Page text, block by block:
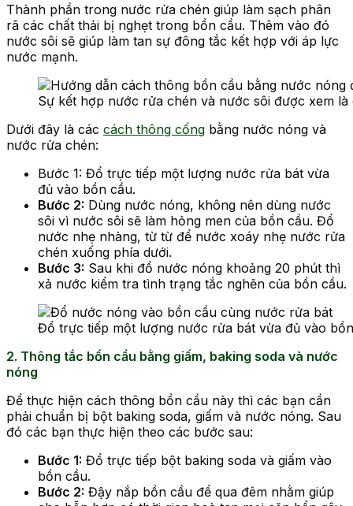
Thành phần trong nước rửa chén giúp làm sạch phân
rã các chất thải bị nghẹt trong bồn cầu. Thêm vào đó
nước sôi sẽ giúp làm tan sự đông tắc kết hợp với áp lực
nước mạnh.
Sự kết hợp nước rửa chén và nước sôi được xem
Dưới đây là các cách thông cống bằng nước nóng và
nước rửa chén:
Bước 1: Đổ trực tiếp một lượng nước rửa bát vừa
đủ vào bồn cầu.
Bước 2: Dùng nước nóng, không nên dùng nước
sôi vì nước sôi sẽ làm hỏng men của bồn cầu. Đổ
nước nhẹ nhàng, từ từ để nước xoáy nhẹ nước rửa
chén xuống phía dưới.
Bước 3: Sau khi đổ nước nóng khoảng 20 phút thì
xả nước kiểm tra tình trạng tắc nghẽn của bồn cầu.
Đổ trực tiếp một lượng nước rửa bát vừa đủ vào
2. Thông tắc bồn cầu bằng giấm, baking soda và nước
nóng
Để thực hiện cách thông bồn cầu này thì các bạn cần
phải chuẩn bị bột baking soda, giấm và nước nóng. Sau
đó các bạn thực hiện theo các bước sau:
Bước 1: Đổ trực tiếp bột baking soda và giấm vào
bồn cầu.
Bước 2: Đậy nắp bồn cầu để qua đêm nhằm giúp